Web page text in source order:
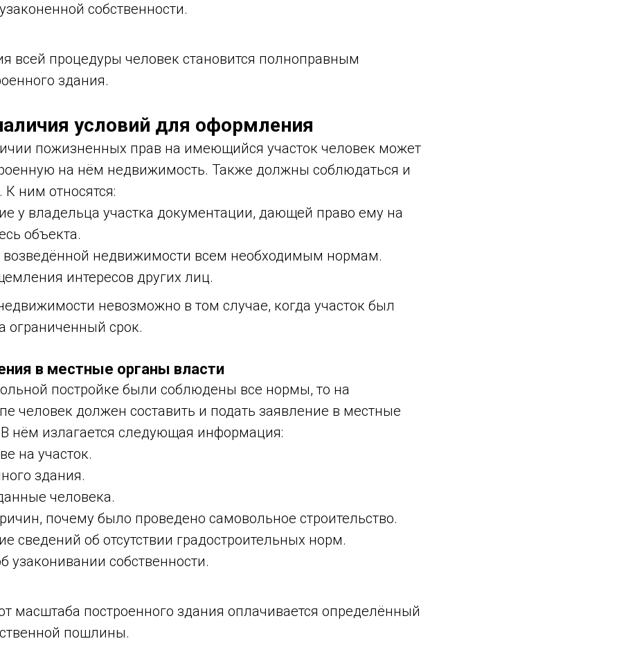
собственности.
всей процедуры человек становится полноправным
здания.
условий для оформления
пожизненных прав на имеющийся участок человек может
на нём недвижимость. Также должны соблюдаться и
К ним относятся:
у владельца участка документации, дающей право ему на
объекта.
возведённой недвижимости всем необходимым нормам.
интересов других лиц.
невозможно в том случае, когда участок был
ограниченный срок.
в местные органы власти
постройке были соблюдены все нормы, то на
человек должен составить и подать заявление в местные
нём излагается следующая информация:
на участок.
здания.
человека.
почему было проведено самовольное строительство.
сведений об отсутствии градостроительных норм.
узаконивании собственности.
масштаба построенного здания оплачивается определённый
пошлины.